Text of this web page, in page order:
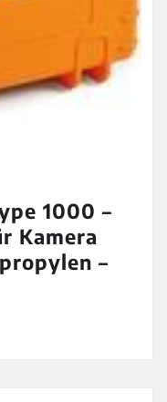
1000 –
Kamera
–